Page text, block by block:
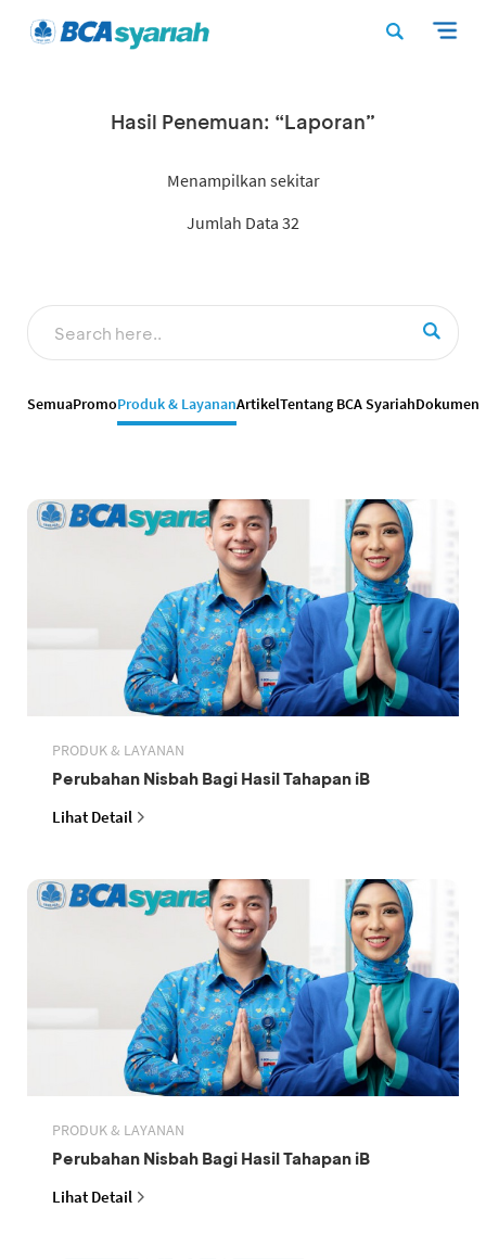
Hasil Penemuan: “Laporan”
Menampilkan sekitar
Jumlah Data 32
SemuaPromoProduk & LayananArtikelTentang BCA SyariahDokumen
PRODUK & LAYANAN
Perubahan Nisbah Bagi Hasil Tahapan iB
Lihat Detail
PRODUK & LAYANAN
Perubahan Nisbah Bagi Hasil Tahapan iB
Lihat Detail